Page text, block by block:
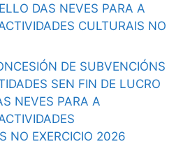
DAS NEVES PARA A
CULTURAIS NO
DE SUBVENCIÓNS
SEN FIN DE LUCRO
NEVES PARA A
NO EXERCICIO 2026